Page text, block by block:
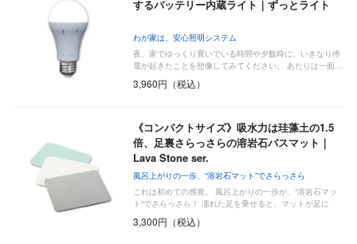
するバッテリー内蔵ライト｜ずっとライト
わが家は、安心照明システム
夜、家でゆっくり寛いでいる時間や夕飯時に、いきなり停
電が起きたことを想像してみてください。 あたりは一面…
3,960円（税込）
《コンパクトサイズ》吸水力は珪藻土の1.5
倍、足裏さらっさらの溶岩石バスマット｜
Lava Stone ser.
風呂上がりの一歩、“溶岩石マット”でさらっさら
これは初めての感覚。 風呂上がりの一歩が、“溶岩石マッ
ト“でさらっさら！ 濡れた足を乗せると、マットが足に
3,300円（税込）